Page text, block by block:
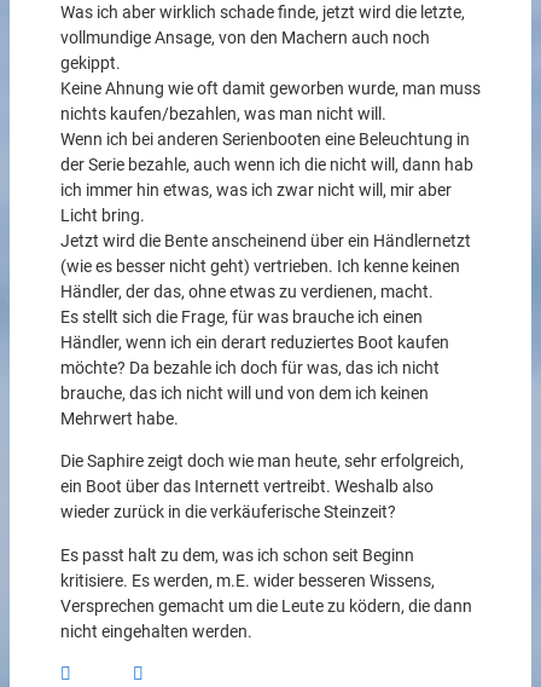
Was ich aber wirklich schade finde, jetzt wird die letzte,
vollmundige Ansage, von den Machern auch noch
gekippt.
Keine Ahnung wie oft damit geworben wurde, man muss
nichts kaufen/bezahlen, was man nicht will.
Wenn ich bei anderen Serienbooten eine Beleuchtung in
der Serie bezahle, auch wenn ich die nicht will, dann hab
ich immer hin etwas, was ich zwar nicht will, mir aber
Licht bring.
Jetzt wird die Bente anscheinend über ein Händlernetzt
(wie es besser nicht geht) vertrieben. Ich kenne keinen
Händler, der das, ohne etwas zu verdienen, macht.
Es stellt sich die Frage, für was brauche ich einen
Händler, wenn ich ein derart reduziertes Boot kaufen
möchte? Da bezahle ich doch für was, das ich nicht
brauche, das ich nicht will und von dem ich keinen
Mehrwert habe.
Die Saphire zeigt doch wie man heute, sehr erfolgreich,
ein Boot über das Internett vertreibt. Weshalb also
wieder zurück in die verkäuferische Steinzeit?
Es passt halt zu dem, was ich schon seit Beginn
kritisiere. Es werden, m.E. wider besseren Wissens,
Versprechen gemacht um die Leute zu ködern, die dann
nicht eingehalten werden.